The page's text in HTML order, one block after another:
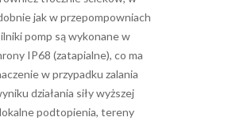
jak w przepompowniach
pomp są wykonane w
IP68 (zatapialne), co ma
w przypadku zalania
działania siły wyższej
podtopienia, tereny